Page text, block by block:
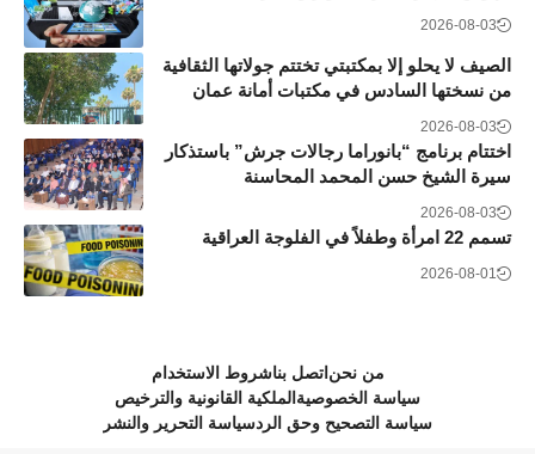
2026-08-03
الصيف لا يحلو إلا بمكتبتي تختتم جولاتها الثقافية
من نسختها السادس في مكتبات أمانة عمان
2026-08-03
اختتام برنامج “بانوراما رجالات جرش” باستذكار
سيرة الشيخ حسن المحمد المحاسنة
2026-08-03
تسمم 22 امرأة وطفلاً في الفلوجة العراقية
2026-08-01
من نحن اتصل بناشروط الاستخدام
سياسة الخصوصية الملكية القانونية والترخيص
سياسة التصحيح وحق الردسياسة التحرير والنشر